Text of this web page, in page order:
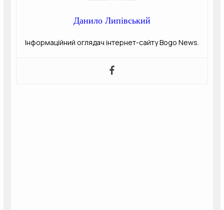
Данило Липівський
Інформаційний оглядач інтернет-сайту Bogo News.